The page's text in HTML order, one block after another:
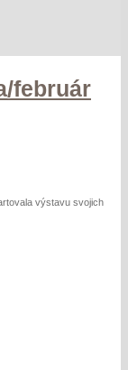
február
výstavu svojich